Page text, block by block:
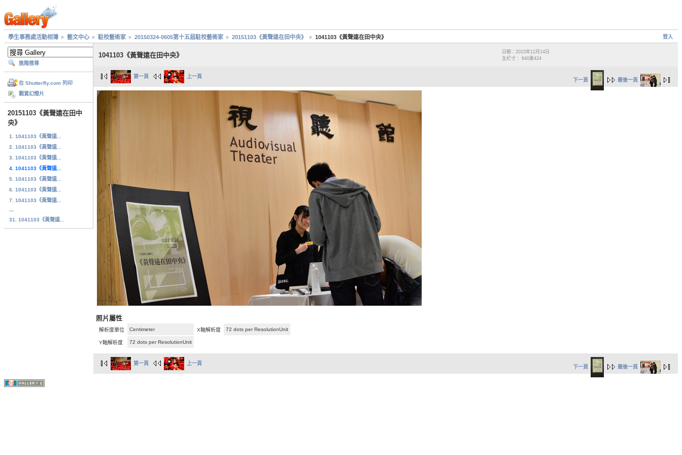
登入
學生事務處活動相簿 藝文中心 駐校藝術家 20150324-0605第十五屆駐校藝術家 20151103《黃聲遠在田中央》 1041103《黃聲遠在田中央》
進階搜尋
在 Shutterfly.com 列印
觀賞幻燈片
20151103《黃聲遠在田中
央》
1. 1041103《黃聲遠...
2. 1041103《黃聲遠...
3. 1041103《黃聲遠...
4. 1041103《黃聲遠...
5. 1041103《黃聲遠...
6. 1041103《黃聲遠...
7. 1041103《黃聲遠...
31. 1041103《黃聲遠...
1041103《黃聲遠在田中央》
日期：2015年12月14日
全尺寸： 640乘424
下一頁 最後一頁
第一頁 上一頁
照片屬性
解析度單位 Centimeter X軸解析度 72 dots per ResolutionUnit
Y軸解析度 72 dots per ResolutionUnit
下一頁 最後一頁
第一頁 上一頁